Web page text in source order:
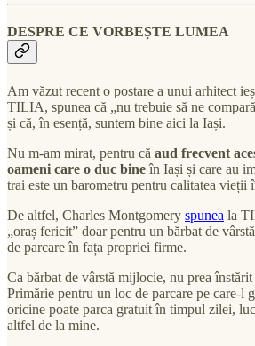
DESPRE CE VORBEȘTE LUMEA
Am văzut recent o postare a unui arhitect
TILIA, spunea că „nu trebuie să ne
și că, în esență, suntem bine aici la Iași.
Nu m-am mirat, pentru că aud frecvent
oameni care o duc bineîn Iași și care au
trai este un barometru pentru calitatea vieții
De altfel, Charles Montgomery spunea la
„oraș fericit” doar pentru un bărbat de
de parcare în fața propriei firme.
Ca bărbat de vârstă mijlocie, nu prea
Primărie pentru un loc de parcare pe care-l
oricine poate parca gratuit în timpul zilei,
altfel de la mine.